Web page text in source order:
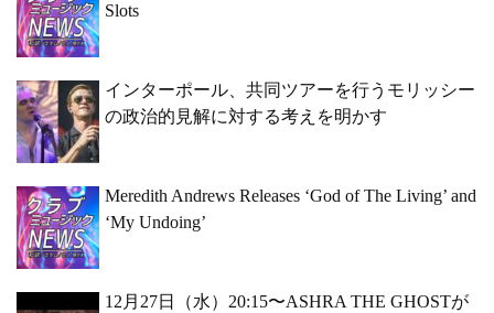
Slots
インターポール、共同ツアーを行うモリッシー
の政治的見解に対する考えを明かす
Meredith Andrews Releases ‘God of The Living’ and
‘My Undoing’
12月27日（水）20:15〜ASHRA THE GHOSTが